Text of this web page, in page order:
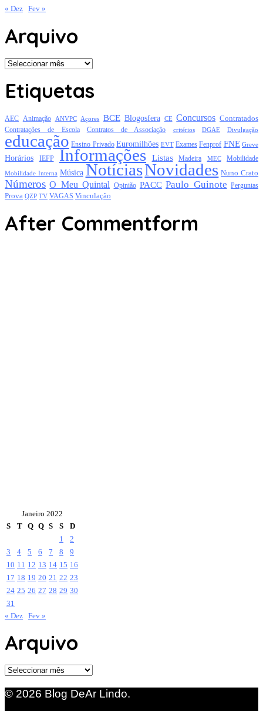
« Dez Fev »
Arquivo
Arquivo
Etiquetas
AEC Animação ANVPC Açores BCE Blogosfera CE Concursos Contratados
Contratações de Escola Contratos de Associação critérios DGAE Divulgação
educação Ensino Privado Euromilhões EVT Exames Fenprof FNE Greve
Horários IEFP Informações Listas Madeira MEC Mobilidade
Mobilidade Interna Música NotíciasNovidades Nuno Crato
Números O Meu Quintal Opinião PACC Paulo Guinote Perguntas
Prova QZP TV VAGAS Vinculação
After Commentform
Janeiro 2022
S
T Q Q S S
D
1
2
3
4 5 6 7 8
9
10 11 12 13 14 15 16
17 18 19 20 21 22 23
24 25 26 27 28 29 30
31
« Dez Fev »
Arquivo
Arquivo
© 2026 Blog DeAr Lindo.